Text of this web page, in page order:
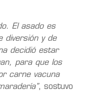
El asado es
diversión y de
decidió estar
para que los
carne vacuna
, sostuvo